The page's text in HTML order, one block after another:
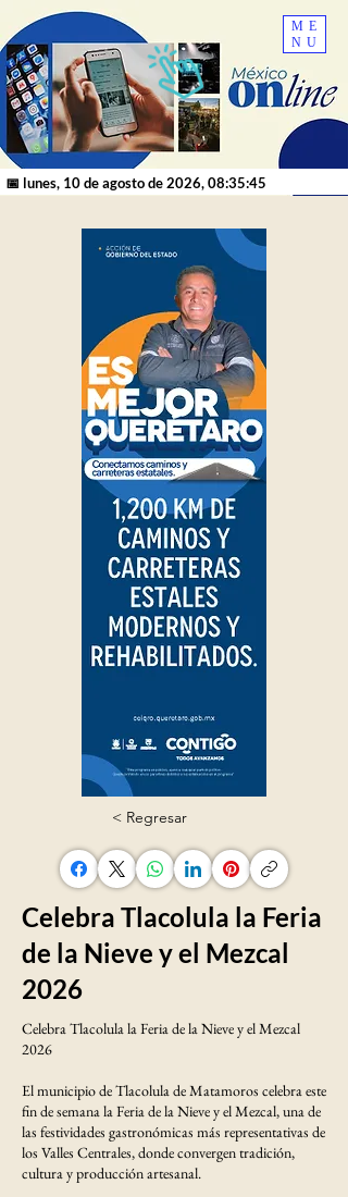
ME
NU
📅 lunes, 10 de agosto de 2026, 08:35:45
< Regresar
Celebra Tlacolula la Feria
de la Nieve y el Mezcal
2026
Celebra Tlacolula la Feria de la Nieve y el Mezcal
2026
El municipio de Tlacolula de Matamoros celebra este
fin de semana la Feria de la Nieve y el Mezcal, una de
las festividades gastronómicas más representativas de
los Valles Centrales, donde convergen tradición,
cultura y producción artesanal.